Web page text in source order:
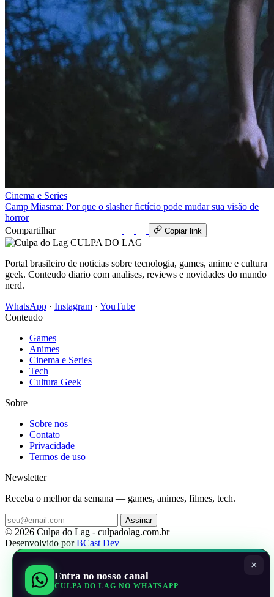
Cinema e Series
Camp Miasma: Por que o slasher fictício pode mudar sua visão de
horror
Compartilhar
Copiar link
CULPA DO LAG
Portal brasileiro de noticias sobre tecnologia, games, anime e cultura
geek. Conteudo diario com analises, reviews e novidades do mundo
nerd.
WhatsApp · Instagram · YouTube
Conteudo
Games
Animes
Cinema e Series
Tech
Cultura Geek
Sobre
Sobre nos
Contato
Privacidade
Termos de uso
Newsletter
Receba o melhor da semana — games, animes, filmes, tech.
Assinar
© 2026 Culpa do Lag - culpadolag.com.br
Desenvolvido porBCast Dev
×
Entra no nosso canal
CULPA DO LAG NO WHATSAPP